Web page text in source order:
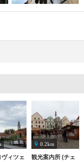
ヴィツェ
0.2km
観光案内所 (チェ